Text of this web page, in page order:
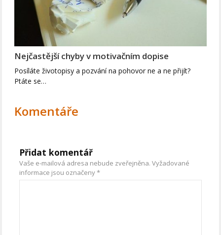
Nejčastější chyby v motivačním dopise
Posíláte životopisy a pozvání na pohovor ne a ne přijít?
Ptáte se…
Komentáře
Přidat komentář
Vaše e-mailová adresa nebude zveřejněna. Vyžadované
informace jsou označeny*